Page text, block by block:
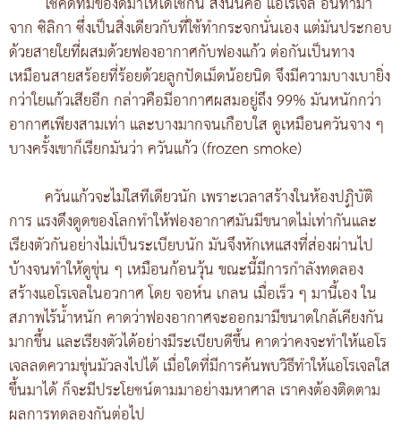
จาก ซิลิกา ซึ่งเป็นสิ่งเดียวกับที่ใช้ทำกระจกนั่นเอง แต่มันประกอบ
ด้วยสายใยที่ผสมด้วยฟองอากาศกับฟองแก้ว ต่อกันเป็นทาง
เหมือนสายสร้อยที่ร้อยด้วยลูกปัดเม็ดน้อยนิด จึงมีความบางเบายิ่ง
กว่าใยแก้วเสียอีก กล่าวคือมีอากาศผสมอยู่ถึง 99% มันหนักกว่า
อากาศเพียงสามเท่า และบางมากจนเกือบใส ดูเหมือนควันจาง ๆ
บางครั้งเขาก็เรียกมันว่า ควันแก้ว (frozen smoke)
ควันแก้วจะไม่ใสทีเดียวนัก เพราะเวลาสร้างในห้องปฏิบัติ
การ แรงดึงดูดของโลกทำให้ฟองอากาศมันมีขนาดไม่เท่ากันและ
เรียงตัวกันอย่างไม่เป็นระเบียบนัก มันจึงหักเหแสงที่ส่องผ่านไป
บ้างจนทำให้ดูขุ่น ๆ เหมือนก้อนวุ้น ขณะนี้มีการกำลังทดลอง
สร้างแอโรเจลในอวกาศ โดย จอห์น เกลน เมื่อเร็ว ๆ มานี้เอง ใน
สภาพไร้น้ำหนัก คาดว่าฟองอากาศจะออกมามีขนาดใกล้เคียงกัน
มากขึ้น และเรียงตัวได้อย่างมีระเบียบดีขึ้น คาดว่าคงจะทำให้แอโร
เจลลดความขุ่นมัวลงไปได้ เมื่อใดที่มีการค้นพบวิธีทำให้แอโรเจลใส
ขึ้นมาได้ ก็จะมีประโยชน์ตามมาอย่างมหาศาล เราคงต้องติดตาม
ผลการทดลองกันต่อไป